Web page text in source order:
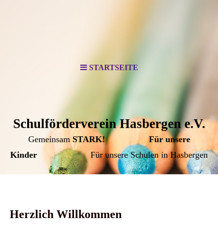
STARTSEITE
Schulförderverein Hasbergen e.V.
Gemeinsam STARK!
Für unsere
Kinder Für unsere Schulen in Hasbergen
Herzlich Willkommen